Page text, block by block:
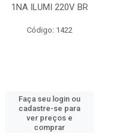
1NA ILUMI 220V BR
Código: 1422
Faça seu login ou
cadastre-se para
ver preços e
comprar